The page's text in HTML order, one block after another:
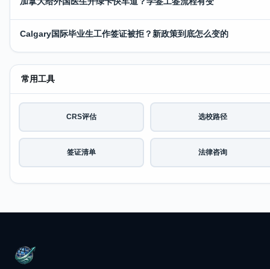
Calgary国际毕业生工作签证被拒？新政策到底怎么变的
常用工具
CRS评估 选校路径
签证清单 法律咨询